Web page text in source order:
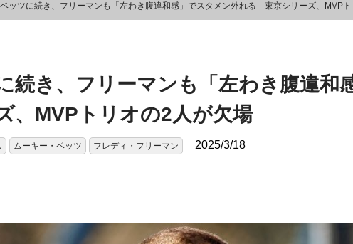
ベッツに続き、フリーマンも「左わき腹違和感」でスタメン外れる 東京シリーズ、MVP
続き、フリーマンも「左わき腹違和
MVPトリオの2人が欠場
ムーキー・ベッツ フレディ・フリーマン 2025/3/18